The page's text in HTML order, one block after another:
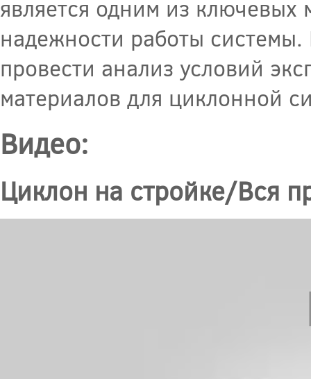
является одним из
надежности работы системы.
провести анализ условий
материалов для циклонной
Видео:
Циклон на стройке/Вся